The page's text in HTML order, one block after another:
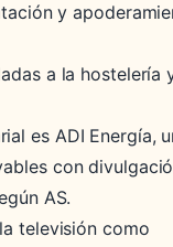
y
a la hostelería
es ADI Energía,
con
AS.
televisión como